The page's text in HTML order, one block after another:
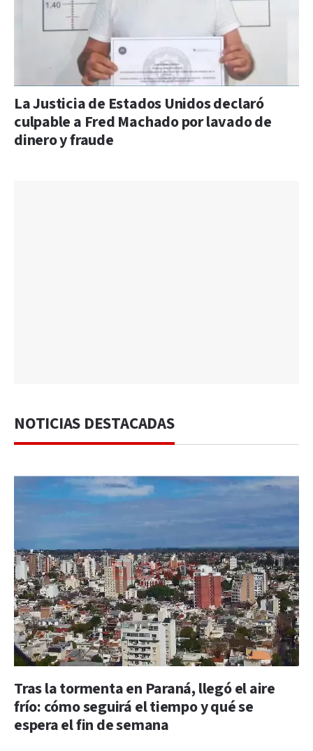
La Justicia de Estados Unidos declaró
culpable a Fred Machado por lavado de
dinero y fraude
NOTICIAS DESTACADAS
Tras la tormenta en Paraná, llegó el aire
frío: cómo seguirá el tiempo y qué se
espera el fin de semana